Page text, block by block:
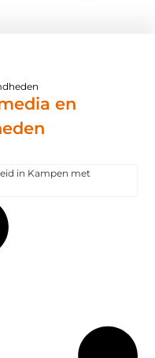
en
in Kampen met